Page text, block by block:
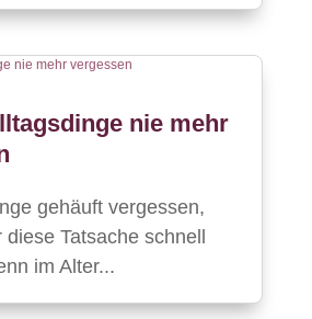
nie mehr
gehäuft vergessen,
diese Tatsache schnell
im Alter...